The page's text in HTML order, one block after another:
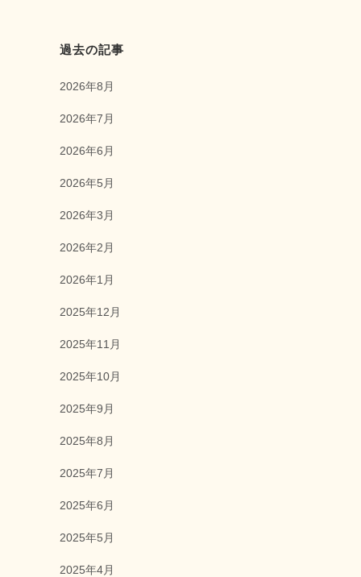
過去の記事
2026年8月
2026年7月
2026年6月
2026年5月
2026年3月
2026年2月
2026年1月
2025年12月
2025年11月
2025年10月
2025年9月
2025年8月
2025年7月
2025年6月
2025年5月
2025年4月